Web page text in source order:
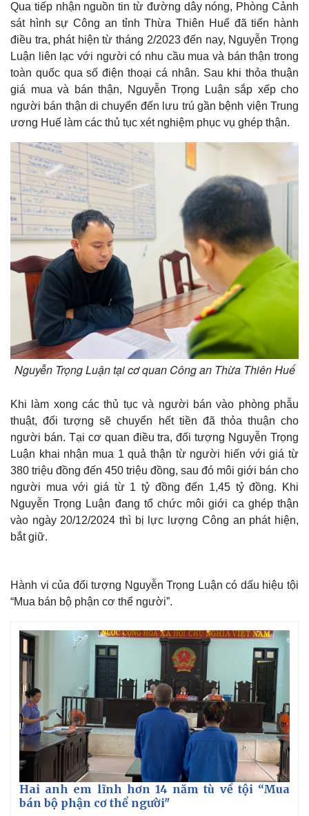
Thế giới
Quan sát
Cuộc sống đó đây
Hồ sơ
Multimedia
Video
E-Magazine
Infographic
Qua tiếp nhận nguồn tin từ đường dây nóng, Phòng Cảnh
sát hình sự Công an tỉnh Thừa Thiên Huế đã tiến hành
điều tra, phát hiện từ tháng 2/2023 đến nay, Nguyễn Trọng
Luận liên lạc với người có nhu cầu mua và bán thận trong
toàn quốc qua số điện thoại cá nhân. Sau khi thỏa thuận
giá mua và bán thận, Nguyễn Trọng Luận sắp xếp cho
người bán thận di chuyển đến lưu trú gần bệnh viện Trung
ương Huế làm các thủ tục xét nghiệm phục vụ ghép thận.
Nguyễn Trọng Luận tại cơ quan Công an Thừa Thiên Huế
Khi làm xong các thủ tục và người bán vào phòng phẫu
thuật, đối tượng sẽ chuyển hết tiền đã thỏa thuận cho
người bán. Tại cơ quan điều tra, đối tượng Nguyễn Trọng
Luận khai nhận mua 1 quả thận từ người hiến với giá từ
380 triệu đồng đến 450 triệu đồng, sau đó môi giới bán cho
người mua với giá từ 1 tỷ đồng đến 1,45 tỷ đồng. Khi
Nguyễn Trọng Luận đang tổ chức môi giới ca ghép thận
vào ngày 20/12/2024 thì bị lực lượng Công an phát hiện,
bắt giữ.
Hành vi của đối tượng Nguyễn Trọng Luận có dấu hiệu tội
“Mua bán bộ phận cơ thể người”.
Hai anh em lĩnh hơn 14 năm tù về tội “Mua
bán bộ phận cơ thể người"